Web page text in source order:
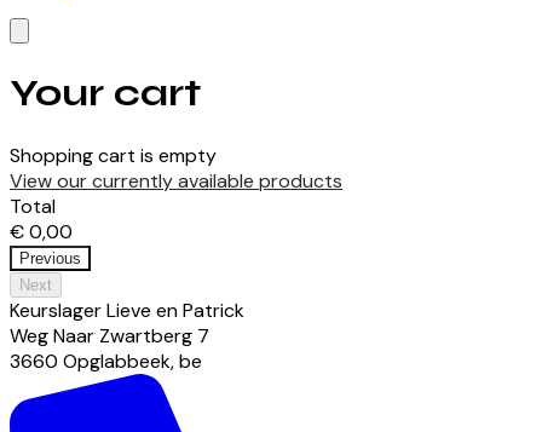
Your cart
Shopping cart is empty
View our currently available products
Total
€ 0,00
Previous
Next
Keurslager Lieve en Patrick
Weg Naar Zwartberg 7
3660 Opglabbeek,be